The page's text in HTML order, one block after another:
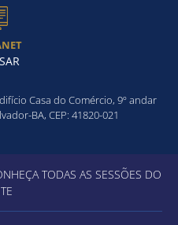
Casa do Comércio, 9º andar
BA, CEP: 41820-021
TODAS AS SESSÕES DO